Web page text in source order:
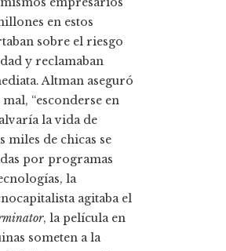
en estos
sobre el riesgo
y reclamaban
Altman aseguró
“esconderse en
la vida de
miles de chicas se
por programas
la
agitaba el
, la película en
someten a la